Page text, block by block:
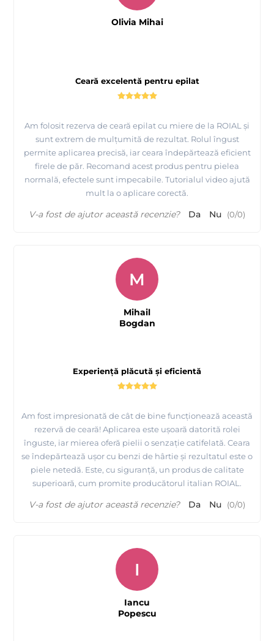
Ceară excelentă pentru epilat
Am folosit rezerva de ceară epilat cu miere de la ROIAL și
sunt extrem de mulțumită de rezultat. Rolul îngust
permite aplicarea precisă, iar ceara îndepărtează eficient
firele de păr. Recomand acest produs pentru pielea
normală, efectele sunt impecabile. Tutorialul video ajută
mult la o aplicare corectă.
Olivia Mihai
V-a fost de ajutor această recenzie? Da Nu (0/0)
Experiență plăcută și eficientă
Am fost impresionată de cât de bine funcționează această
rezervă de ceară! Aplicarea este ușoară datorită rolei
înguste, iar mierea oferă pielii o senzație catifelată. Ceara
se îndepărtează ușor cu benzi de hârtie și rezultatul este o
piele netedă. Este, cu siguranță, un produs de calitate
superioară, cum promite producătorul italian ROIAL.
M
Mihail
Bogdan
V-a fost de ajutor această recenzie? Da Nu (0/0)
I
Iancu
Popescu